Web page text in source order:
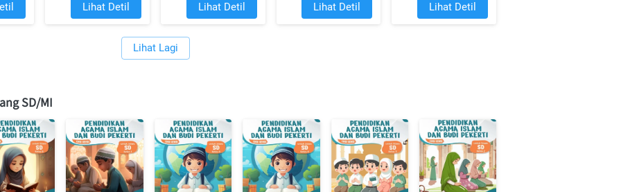
`Lihat Detil `Lihat Detil `Lihat Detil `Lihat Detil
`Lihat Lagi
SD/MI